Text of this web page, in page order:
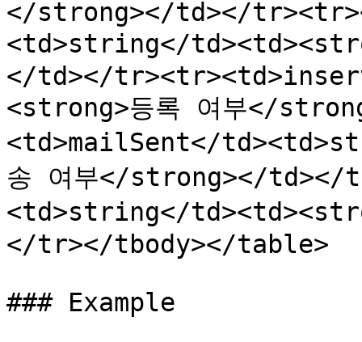
</strong></td></
<td>string</
</td></
<strong>등록 여부</
<td>mailSent</
송 여부</strong></td></
<td>string</
</tr></tbody></table>
### Example